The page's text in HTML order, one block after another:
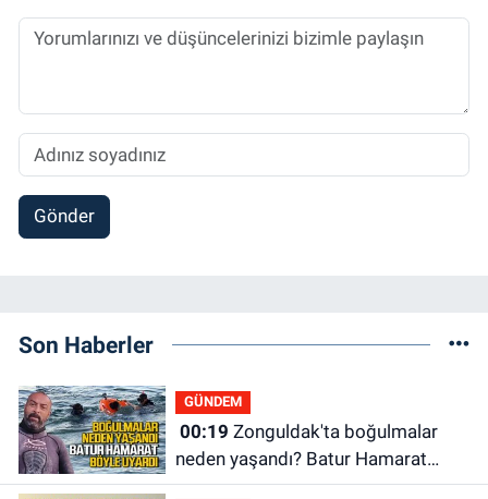
Gönder
Son Haberler
GÜNDEM
00:19
neden yaşandı? Batur Hamarat
böyle uyardı!